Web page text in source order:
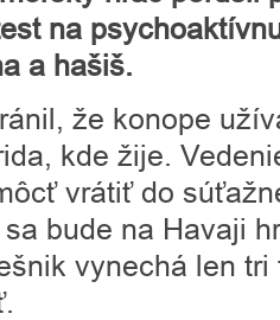
na
a hašiš.
že konope
kde žije.
vrátiť do
bude na Havaji
vynechá len